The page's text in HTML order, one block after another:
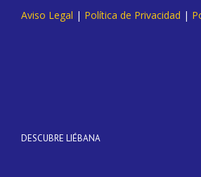
Aviso Legal | Política de Privacidad |
DESCUBRE LIÉBANA